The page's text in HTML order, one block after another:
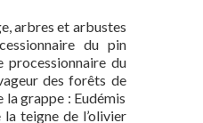
arbres et arbustes
du pin
processionnaire du
des forêts de
grappe : Eudémis
teigne de l’olivier